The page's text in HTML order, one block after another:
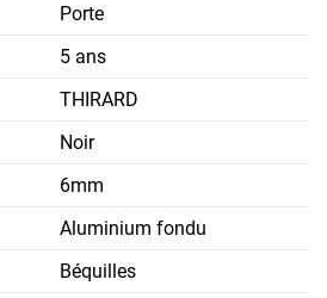
Porte
5 ans
THIRARD
Noir
6mm
Aluminium fondu
Béquilles